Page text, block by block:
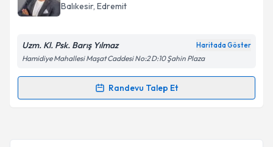
Balıkesir, Edremit
Uzm. Kl. Psk. Barış Yılmaz Haritada Göster
Hamidiye Mahallesi Maşat Caddesi No:2 D:10 Şahin Plaza
Randevu Talep Et
Randevu Takvimi Talebi